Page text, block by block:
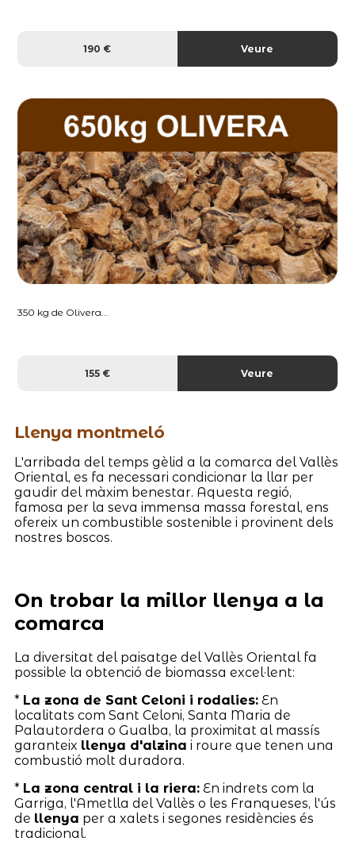
190 € Veure
350 kg de Olivera...
155 € Veure
Llenya montmeló
L'arribada del temps gèlid a la comarca del Vallès
Oriental, es fa necessari condicionar la llar per
gaudir del màxim benestar. Aquesta regió,
famosa per la seva immensa massa forestal, ens
ofereix un combustible sostenible i provinent dels
nostres boscos.
On trobar la millor llenya a la
comarca
La diversitat del paisatge del Vallès Oriental fa
possible la obtenció de biomassa excel·lent:
* La zona de Sant Celoni i rodalies:En
localitats com Sant Celoni, Santa Maria de
Palautordera o Gualba, la proximitat al massís
garanteix llenya d'alzina i roure que tenen una
combustió molt duradora.
* La zona central i la riera:En indrets com la
Garriga, l'Ametlla del Vallès o les Franqueses, l'ús
de llenya per a xalets i segones residències és
tradicional.